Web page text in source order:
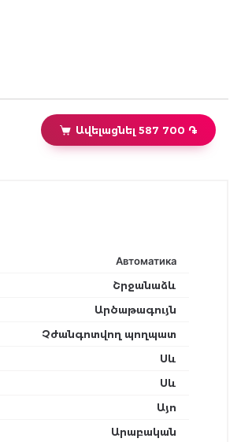
Ավելացնել 587 700 ֏
Автоматика
Շրջանաձև
Արծաթագույն
Չժանգոտվող պողպատ
Սև
Սև
Այո
Արաբական